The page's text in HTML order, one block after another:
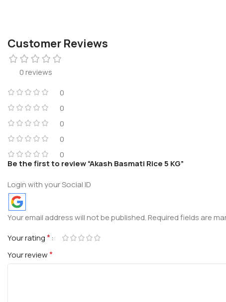
Customer Reviews
0 reviews
0
0
0
0
0
Be the first to review “Akash Basmati Rice 5 KG”
Login with your Social ID
Your email address will not be published.Required fields are
Your rating*
Your review*